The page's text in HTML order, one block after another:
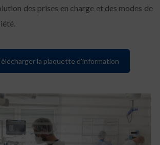
des prises en charge et des modes de
la plaquette d'information